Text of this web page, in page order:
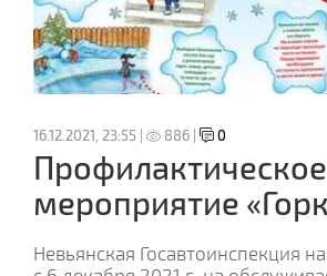
16.12.2021, 23:55 | 886 | 0
Профилактическое
мероприятие
Невьянская Госавтоинспекция